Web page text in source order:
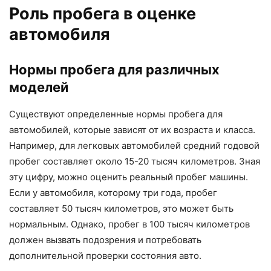
Роль пробега в оценке
автомобиля
Нормы пробега для различных
моделей
Существуют определенные нормы пробега для
автомобилей, которые зависят от их возраста и класса.
Например, для легковых автомобилей средний годовой
пробег составляет около 15-20 тысяч километров. Зная
эту цифру, можно оценить реальный пробег машины.
Если у автомобиля, которому три года, пробег
составляет 50 тысяч километров, это может быть
нормальным. Однако, пробег в 100 тысяч километров
должен вызвать подозрения и потребовать
дополнительной проверки состояния авто.